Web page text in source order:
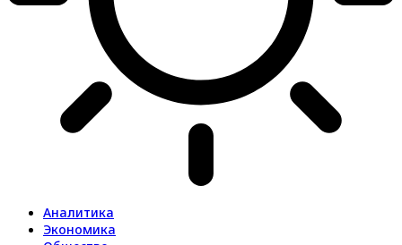
Аналитика
Экономика